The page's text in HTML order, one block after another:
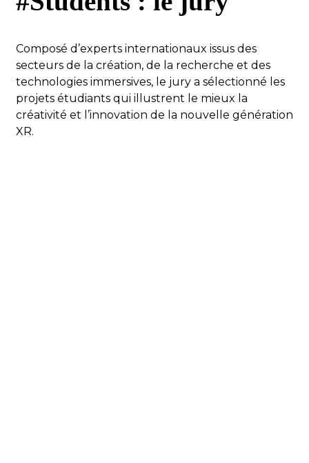
Composé d’experts internationaux issus des
secteurs de la création, de la recherche et des
technologies immersives, le jury a sélectionné les
projets étudiants qui illustrent le mieux la
créativité et l’innovation de la nouvelle génération
XR.